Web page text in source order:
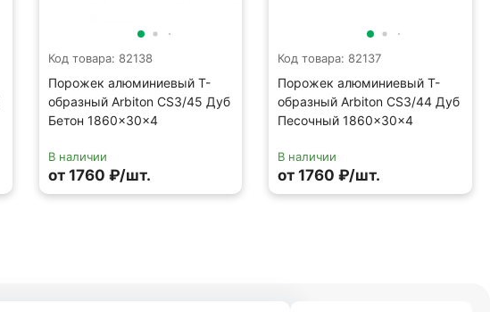
Код товара: 82138
Порожек алюминиевый Т-
образный Arbiton CS3/45 Дуб
Бетон 1860×30×4
В наличии
от 1760 ₽/шт.
Код товара: 82137
Порожек алюминиевый Т-
образный Arbiton CS3/44 Дуб
Песочный 1860×30×4
В наличии
от 1760 ₽/шт.